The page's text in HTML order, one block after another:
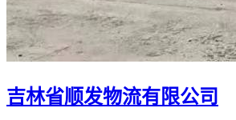
吉林省顺发物流有限公司